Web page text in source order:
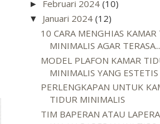
► Februari 2024(10)
▼ Januari 2024(12)
10 CARA MENGHIAS
MINIMALIS AGAR TERASA...
MODEL PLAFON KAMAR
MINIMALIS YANG ESTETIS
PERLENGKAPAN UNTUK
TIDUR MINIMALIS
TIM BAPERAN ATAU